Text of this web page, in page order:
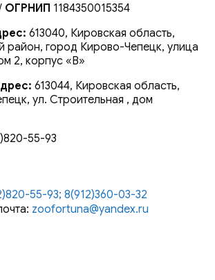
ОГРНИП 1184350015354
613040, Кировская область,
район, город Кирово-Чепецк, улица
2, корпус «В»
613044, Кировская область,
ул. Строительная , дом
55-93
55-93; 8(912)360-03-32
zoofortuna@yandex.ru